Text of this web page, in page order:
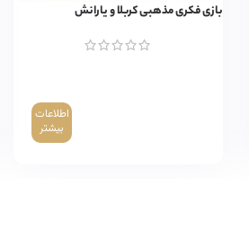
بازی فکری مذهبی کربلا و یارانش
اطلاعات
بیشتر